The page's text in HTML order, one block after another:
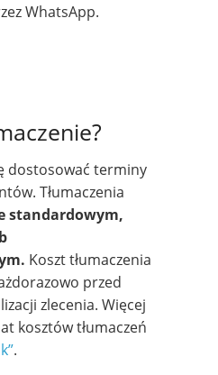
WhatsApp.
dostosować terminy
Tłumaczenia
standardowym,
Koszt tłumaczenia
przed
zlecenia. Więcej
kosztów tłumaczeń
.